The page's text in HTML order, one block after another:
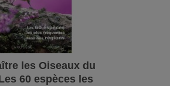
les Oiseaux du
60 espèces les